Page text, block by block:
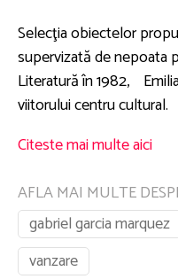
Selecţia obiectelor
supervizată de nepoata
Literatură în 1982,
viitorului centru cultural.
Citeste mai multe aici
AFLA MAI MULTE
gabriel garcia marquez
vanzare